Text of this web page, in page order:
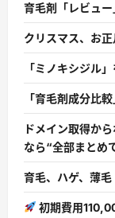
育毛剤「レビュー
クリスマス、お
「ミノキシジル
「育毛剤成分比
ドメイン取得か
なら“全部まとめ
育毛、ハゲ、薄毛
初期費用